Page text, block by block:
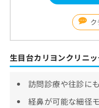
ク
生目台カリヨンクリニ
訪問診療や往診に
経鼻が可能な細径